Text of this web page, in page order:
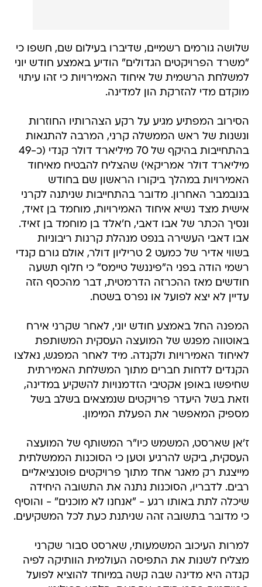
למשלחת הרשמית של איחוד האמירויות כי זהו עיתוי
מוקדם מדי להזרקת הון למדינה.
הסירוב המפתיע מגיע על רקע הצהרותיו החוזרות
בהתחייבות בהיקף של 70 מיליארד דולר קנדי (כ-49
מיליארד דולר אמריקאי) שהצליח להבטיח מאיחוד
האמירויות במהלך ביקורו הראשון שם בחודש
בנובמבר האחרון. מדובר בהתחייבות שניתנה לקרני
אישית מצד נשיא איחוד האמירויות, מוחמד בן זאיד,
ונסיך הכתר של אבו דאבי, ח'אלד בן מוחמד בן זאיד.
אבו דאבי העשירה בנפט מנהלת קרנות ריבוניות
בשווי אדיר של כמעט 2 טריליון דולר, אולם גורם קנדי
רשמי הודה בפני ה"פיננשל טיימס" כי חלוף תשעה
חודשים מאז ההכרזה הדרמטית, דבר מהכסף הזה
עדיין לא יצא לפועל או נפרס בשטח.
המפנה החל באמצע חודש יוני, לאחר שקרני אירח
לאיחוד האמירויות ולקנדה. מיד לאחר המפגש, נאלצו
הקנדים לדחות חברים מתוך המשלחת האמירתית
שחיפשו באופן אקטיבי הזדמנויות להשקיע במדינה,
וזאת בשל היעדר פרויקטים שנמצאים בשלב בשל
מספיק המאפשר את הפעלת המימון.
ז'אן שארסט, המשמש כיו"ר המשותף של המועצה
מייצגת רק מאגר אחד מתוך פרויקטים פוטנציאליים
רבים. לדבריו, הסוכנות נתנה את התשובה היחידה
שיכלה לתת באותו רגע - "אנחנו לא מוכנים" - והוסיף
כי מדובר בתשובה זהה שניתנת כעת לכל המשקיעים.
למרות העיכוב המשמעותי, שארסט סבור שקרני
קנדה היא מדינה שבה קשה במיוחד להוציא לפועל
פרויקטים רחבי היקף. עם זאת, הלחץ הפוליטי
והכלכלי על קרני הולך וגובר: עליו להציג פרויקטים